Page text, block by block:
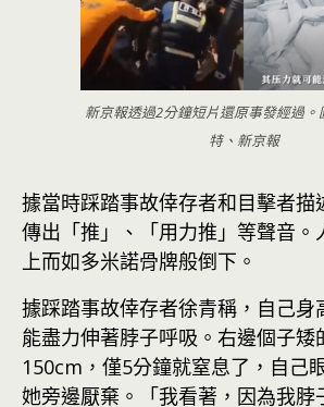
新京報透過2分鐘短片還原事發經過。
特、新京報
據當時踩踏事故倖存者和目擊者描
傳出「推」、「用力推」等聲音。
上而如多米諾骨牌般倒下。
據踩踏事故倖存者徐青稱，自己
能盡力伸著脖子呼吸。右邊個子矮
150cm，僅5分鐘就窒息了，自己
她旁邊厭棄。「我看著，因為我脖